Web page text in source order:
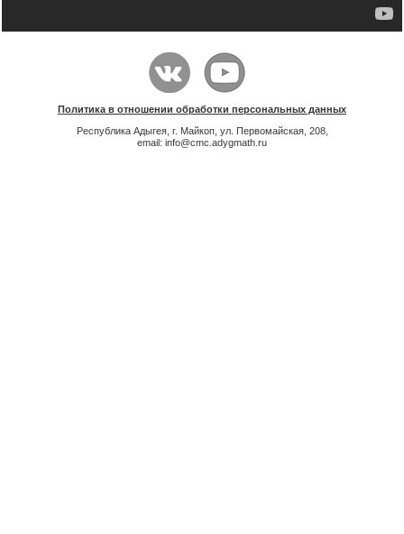
Политика в отношении обработки персональных данных
Республика Адыгея, г. Майкоп, ул. Первомайская, 208,
email: info@cmc.adygmath.ru